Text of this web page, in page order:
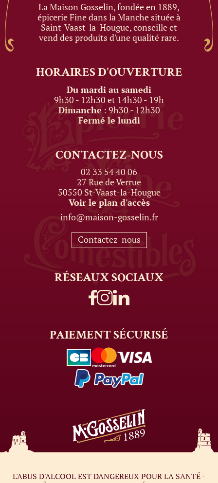
La Maison Gosselin, fondée en 1889,
épicerie Fine dans la Manche située à
Saint-Vaast-la-Hougue, conseille et
vend des produits d'une qualité rare.
HORAIRESD'OUVERTURE
Du mardi au samedi
9h30 - 12h30 et 14h30 - 19h
Dimanche : 9h30 - 12h30
Fermé le lundi
CONTACTEZ-NOUS
02 33 54 40 06
27 Rue de Verrue
50550 St-Vaast-la-Hougue
Voir le plan d'accès
info@maison-gosselin.fr
Contactez-nous
RÉSEAUXSOCIAUX
PAIEMENTSÉCURISÉ
L'ABUS D'ALCOOL EST DANGEREUX POUR LA SANTÉ -